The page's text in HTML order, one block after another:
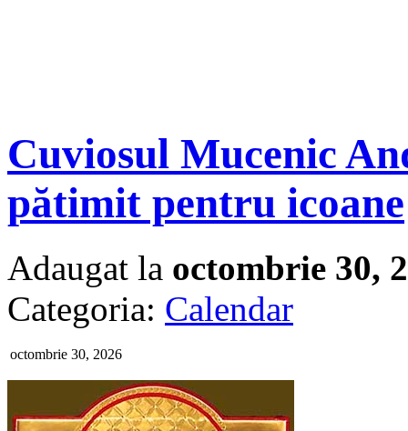
Cuviosul Mucenic
pătimit pentru icoane
Adaugat la octombrie 30,
Categoria: Calendar
octombrie 30, 2026